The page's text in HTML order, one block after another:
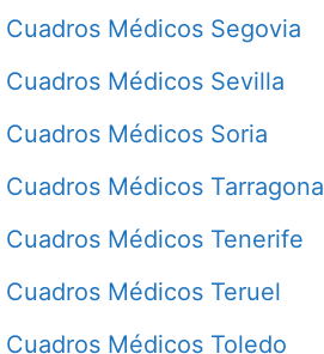
Cuadros Médicos Segovia
Cuadros Médicos Sevilla
Cuadros Médicos Soria
Cuadros Médicos Tarragona
Cuadros Médicos Tenerife
Cuadros Médicos Teruel
Cuadros Médicos Toledo